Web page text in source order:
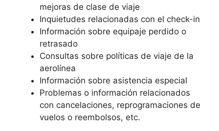
mejoras de clase de viaje
Inquietudes relacionadas con el check-in
Información sobre equipaje perdido o
retrasado
Consultas sobre políticas de viaje de la
aerolínea
Información sobre asistencia especial
Problemas o información relacionados
con cancelaciones, reprogramaciones de
vuelos o reembolsos, etc.